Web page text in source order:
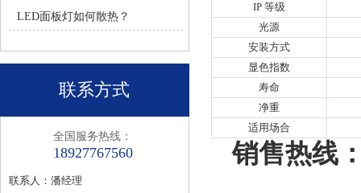
LED面板灯如何散热？
联系方式
全国服务热线：
18927767560
联系人：潘经理
IP 等级
光源
安装方式
显色指数
寿命
净重
适用场合
销售热线